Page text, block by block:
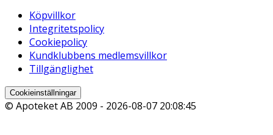
Köpvillkor
Integritetspolicy
Cookiepolicy
Kundklubbens medlemsvillkor
Tillgänglighet
Cookieinställningar
© Apoteket AB 2009 - 2026-08-07 20:08:45